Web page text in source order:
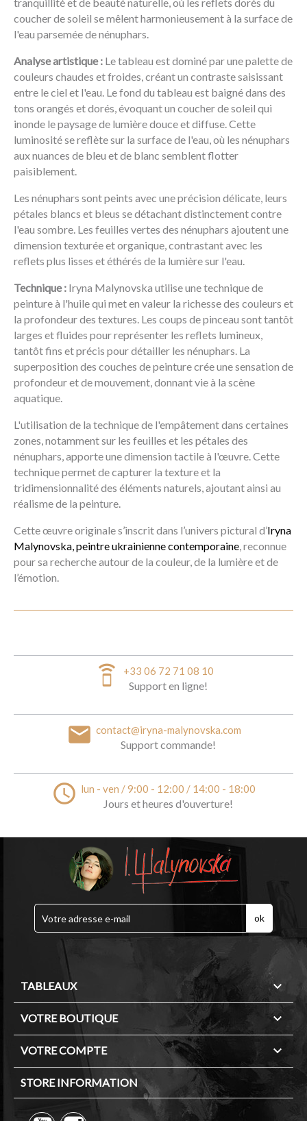
coucher de soleil se mêlent harmonieusement à la surface de
l'eau parsemée de nénuphars.
Analyse artistique : Le tableau est dominé par une palette de
couleurs chaudes et froides, créant un contraste saisissant
entre le ciel et l'eau. Le fond du tableau est baigné dans des
tons orangés et dorés, évoquant un coucher de soleil qui
inonde le paysage de lumière douce et diffuse. Cette
luminosité se reflète sur la surface de l'eau, où les nénuphars
aux nuances de bleu et de blanc semblent flotter
paisiblement.
Les nénuphars sont peints avec une précision délicate, leurs
pétales blancs et bleus se détachant distinctement contre
l'eau sombre. Les feuilles vertes des nénuphars ajoutent une
dimension texturée et organique, contrastant avec les
reflets plus lisses et éthérés de la lumière sur l'eau.
Technique : Iryna Malynovska utilise une technique de
peinture à l'huile qui met en valeur la richesse des couleurs et
la profondeur des textures. Les coups de pinceau sont tantôt
larges et fluides pour représenter les reflets lumineux,
tantôt fins et précis pour détailler les nénuphars. La
superposition des couches de peinture crée une sensation de
profondeur et de mouvement, donnant vie à la scène
aquatique.
L'utilisation de la technique de l'empâtement dans certaines
zones, notamment sur les feuilles et les pétales des
nénuphars, apporte une dimension tactile à l'œuvre. Cette
technique permet de capturer la texture et la
tridimensionnalité des éléments naturels, ajoutant ainsi au
réalisme de la peinture.
Cette œuvre originale s’inscrit dans l’univers pictural d’Iryna
Malynovska, peintre ukrainienne contemporaine, reconnue
pour sa recherche autour de la couleur, de la lumière et de
l’émotion.
speaker_phone +33 06 72 71 08 10
Support en ligne!
email contact@iryna-malynovska.com
Support commande!
access_time lun - ven / 9:00 - 12:00 / 14:00 - 18:00
Jours et heures d'ouverture!
TABLEAUX 
VOTRE BOUTIQUE 
VOTRE COMPTE 
STORE INFORMATION